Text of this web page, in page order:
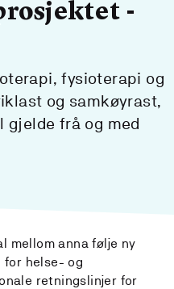
-
fysioterapi og
og samkøyrast,
gjelde frå og med
mellom anna følje ny
for helse- og
retningslinjer for